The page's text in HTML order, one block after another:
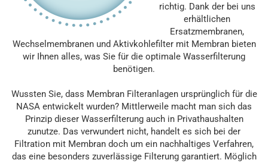
richtig. Dank der bei uns
erhältlichen
Ersatzmembranen,
Wechselmembranen und Aktivkohlefilter mit Membran bieten
wir Ihnen alles, was Sie für die optimale Wasserfilterung
benötigen.
Wussten Sie, dass Membran Filteranlagen ursprünglich für die
NASA entwickelt wurden? Mittlerweile macht man sich das
Prinzip dieser Wasserfilterung auch in Privathaushalten
zunutze. Das verwundert nicht, handelt es sich bei der
Filtration mit Membran doch um ein nachhaltiges Verfahren,
das eine besonders zuverlässige Filterung garantiert. Möglich